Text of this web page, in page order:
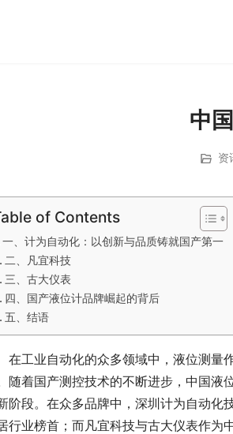
中
资
of Contents
一、计为自动化：以创新与品质铸就国产第一
二、凡宜科技
三、古大仪表
四、国产液位计品牌崛起的背后
五、结语
工业自动化的众多领域中，液位测量
随着国产测控技术的不断进步，中国液
阶段。在众多品牌中，深圳计为自动化
行业榜首；而凡宜科技与古大仪表作为